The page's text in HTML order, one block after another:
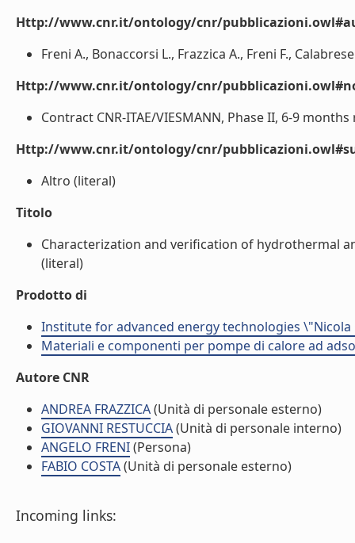
Http://www.cnr.it/ontology/cnr/
Freni A., Bonaccorsi L., Frazzica A., Freni F.,
Http://www.cnr.it/ontology/cnr/
Contract CNR-ITAE/VIESMANN, Phase II, 6-9
Http://www.cnr.it/ontology/cnr/
Altro (literal)
Titolo
Characterization and verification of hydrothermal
(literal)
Prodotto di
Institute for advanced energy technologies \"Nicola
Materiali e componenti per pompe di calore ad
Autore CNR
ANDREA FRAZZICA(Unità di personale esterno)
GIOVANNI RESTUCCIA(Unità di personale interno)
ANGELO FRENI(Persona)
FABIO COSTA(Unità di personale esterno)
Incoming links: